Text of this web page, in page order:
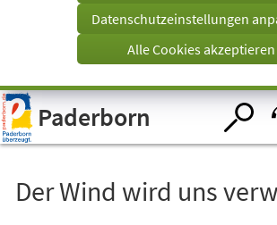
Visuelle
Assistenzsoftware
öffnen.
Tab)
Datenschutzeinstellungen
Alle Cookies akzeptieren
Paderborn
Der Wind wird uns